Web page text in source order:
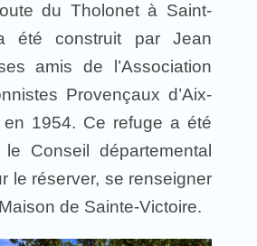
du Tholonet à Saint-
été construit par Jean
amis de l’Association
Provençaux d’Aix-
en 1954. Ce refuge a été
Conseil départemental
le réserver, se renseigner
de Sainte-Victoire.